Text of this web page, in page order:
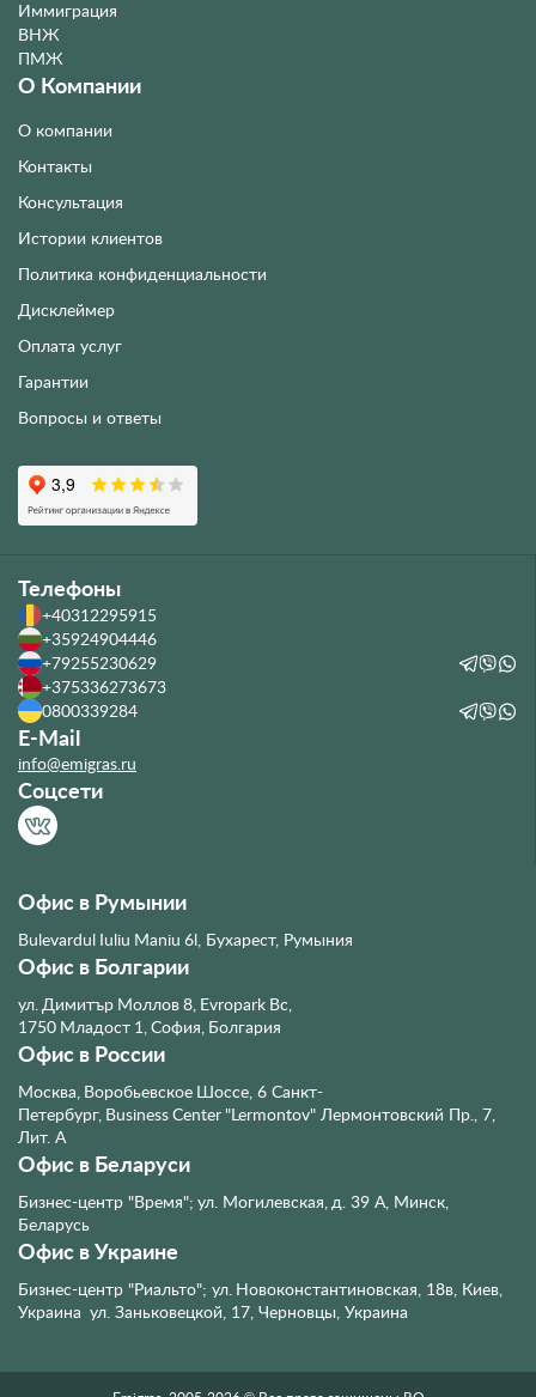
Иммиграция
ВНЖ
ПМЖ
О Компании
О компании
Контакты
Консультация
Истории клиентов
Политика конфиденциальности
Дисклеймер
Оплата услуг
Гарантии
Вопросы и ответы
Телефоны
+40312295915
+35924904446
+79255230629
+375336273673
0800339284
E-Mail
info@emigras.ru
Соцсети
Офис в Румынии
Bulevardul Iuliu Maniu 6l, Бухарест, Румыния
Офис в Болгарии
ул. Димитър Моллов 8, Evropark Bc,
1750 Младост 1, София, Болгария
Офис в России
Москва, Воробьевское Шоссе, 6 Санкт-
Петербург, Business Center "Lermontov" Лермонтовский Пр., 7,
Лит. А
Офис в Беларуси
Бизнес-центр "Время"; ул. Могилевская, д. 39 А, Минск,
Беларусь
Офис в Украине
Бизнес-центр "Риальто"; ул. Новоконстантиновская, 18в, Киев,
Украина ул. Заньковецкой, 17, Черновцы, Украина